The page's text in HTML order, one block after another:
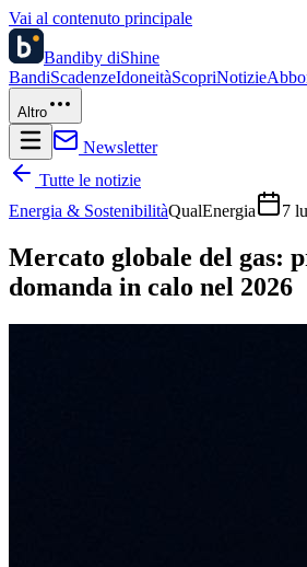
Vai al contenuto principale
Bandiby diShine
BandiScadenzeIdoneitàScopriNotizie
Altro
Newsletter
Tutte le notizie
Energia & SostenibilitàQualEnergia 7
Mercato globale del gas:
domanda in calo nel 2026